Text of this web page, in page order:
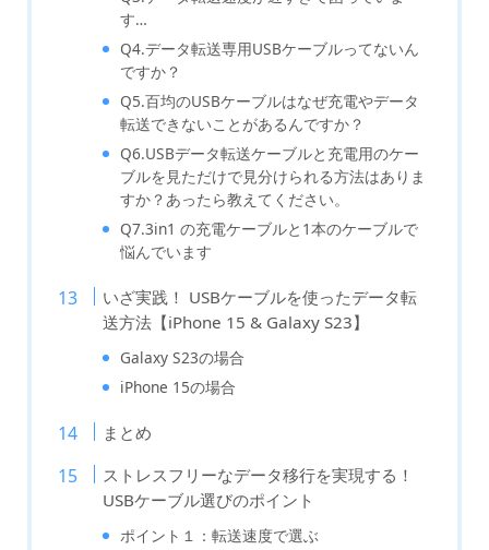
す…
Q4.データ転送専用USBケーブルってないん
ですか？
Q5.百均のUSBケーブルはなぜ充電やデータ
転送できないことがあるんですか？
Q6.USBデータ転送ケーブルと充電用のケー
ブルを見ただけで見分けられる方法はありま
すか？あったら教えてください。
Q7.3in1 の充電ケーブルと1本のケーブルで
悩んでいます
いざ実践！ USBケーブルを使ったデータ転
送方法【iPhone 15 & Galaxy S23】
Galaxy S23の場合
iPhone 15の場合
まとめ
ストレスフリーなデータ移行を実現する！
USBケーブル選びのポイント
ポイント１：転送速度で選ぶ